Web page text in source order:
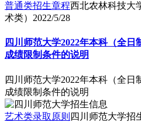
普通类招生章程西北农林科技大
术类） 2022/5/28
四川师范大学2022年本科（全
成绩限制条件的说明
四川师范大学2022年本科（全
成绩限制条件的说明
艺术类录取原则 四川师范大学招